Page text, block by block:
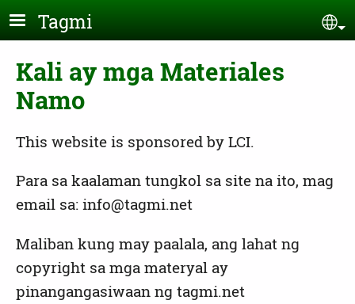
Skip to main content
Tagmi
Kali ay mga Materiales
Namo
This website is sponsored by LCI.
Para sa kaalaman tungkol sa site na ito, mag
email sa: info@tagmi.net
Maliban kung may paalala, ang lahat ng
copyright sa mga materyal ay
pinangangasiwaan ng tagmi.net